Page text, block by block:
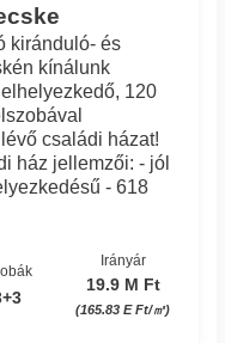
kiránduló- és
kínálunk
120
családi házat!
ház jellemzői: - jól
- 618
Irányár
19.9 M Ft
(165.83 E Ft/㎡)